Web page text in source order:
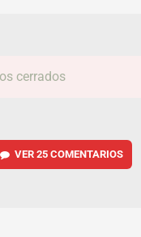
cerrados
VER 25 COMENTARIOS